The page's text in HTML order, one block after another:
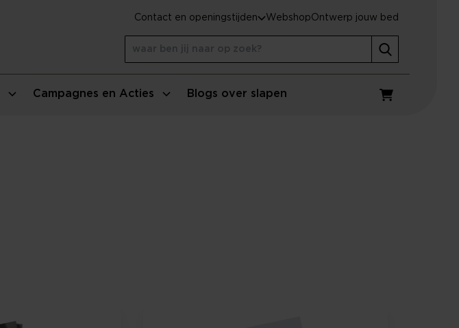
Campagnes en Acties Blogs over slapen
Winkelwagen
Contact en openingstijden WebshopOntwerp jouw bed